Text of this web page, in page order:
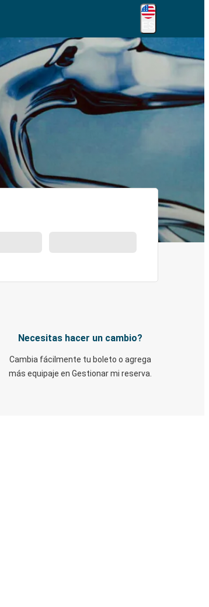
Necesitas hacer un cambio?
Cambia fácilmente tu boleto o agrega
más equipaje en Gestionar mi reserva.